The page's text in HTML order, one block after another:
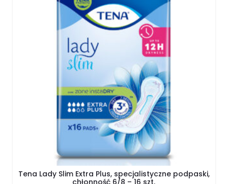
Tena Lady Slim Extra Plus, specjalistyczne podpaski,
chłonność 6/8 – 16 szt.